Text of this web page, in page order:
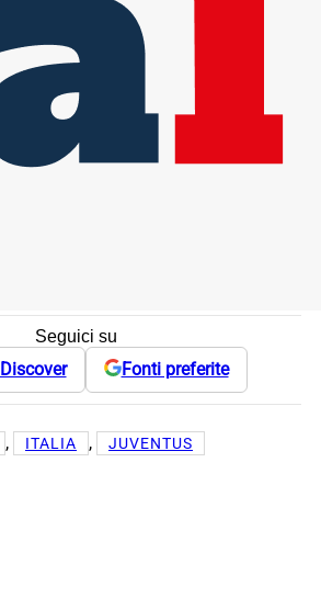
Seguici su
Discover Fonti preferite
, ITALIA , JUVENTUS